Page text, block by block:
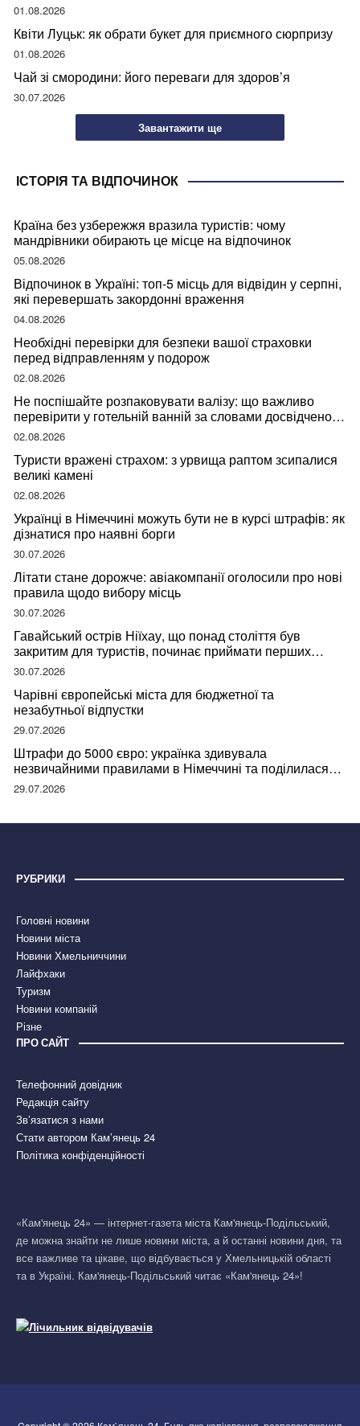
01.08.2026
Квіти Луцьк: як обрати букет для приємного сюрпризу
01.08.2026
Чай зі смородини: його переваги для здоров’я
30.07.2026
Завантажити ще
ІСТОРІЯ ТА ВІДПОЧИНОК
Країна без узбережжя вразила туристів: чому
мандрівники обирають це місце на відпочинок
05.08.2026
Відпочинок в Україні: топ-5 місць для відвідин у серпні,
які перевершать закордонні враження
04.08.2026
Необхідні перевірки для безпеки вашої страховки
перед відправленням у подорож
02.08.2026
Не поспішайте розпаковувати валізу: що важливо
перевірити у готельній ванній за словами досвідченої
мандрівниці
02.08.2026
Туристи вражені страхом: з урвища раптом зсипалися
великі камені
02.08.2026
Українці в Німеччині можуть бути не в курсі штрафів: як
дізнатися про наявні борги
30.07.2026
Літати стане дорожче: авіакомпанії оголосили про нові
правила щодо вибору місць
30.07.2026
Гавайський острів Ніїхау, що понад століття був
закритим для туристів, починає приймати перших
відвідувачів
30.07.2026
Чарівні європейські міста для бюджетної та
незабутньої відпустки
29.07.2026
Штрафи до 5000 євро: українка здивувала
незвичайними правилами в Німеччині та поділилася
правдою
29.07.2026
РУБРИКИ
Головні новини
Новини міста
Новини Хмельниччини
Лайфхаки
Туризм
Новини компаній
Різне
ПРО САЙТ
Телефонний довідник
Редакція сайту
Зв’язатися з нами
Стати автором Кам’янець 24
Політика конфіденційності
«Кам'янець 24» — інтернет-газета міста Кам'янець-Подільський,
де можна знайти не лише новини міста, а й останні новини дня, та
все важливе та цікаве, що відбувається у Хмельницькій області
та в Україні. Кам'янець-Подільський читає «Кам'янець 24»!